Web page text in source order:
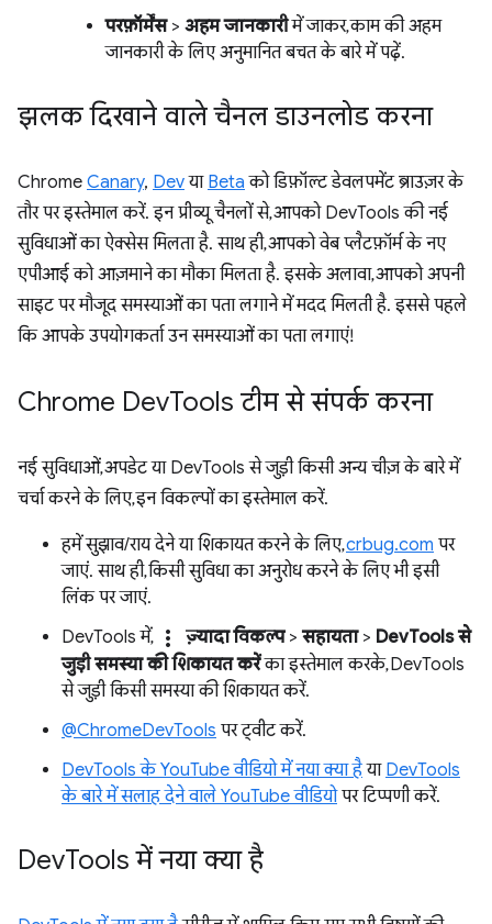
परफ़ॉर्मेंस> अहम जानकारीमें जाकर, काम की अहम
जानकारी के लिए अनुमानित बचत के बारे में पढ़ें.
झलक दिखाने वाले चैनल डाउनलोड करना
Chrome Canary, Devया Beta को डिफ़ॉल्ट डेवलपमेंट ब्राउज़र के
तौर पर इस्तेमाल करें. इन प्रीव्यू चैनलों से, आपको DevTools की नई
सुविधाओं का ऐक्सेस मिलता है. साथ ही, आपको वेब प्लैटफ़ॉर्म के नए
एपीआई को आज़माने का मौका मिलता है. इसके अलावा, आपको अपनी
साइट पर मौजूद समस्याओं का पता लगाने में मदद मिलती है. इससे पहले
कि आपके उपयोगकर्ता उन समस्याओं का पता लगाएं!
Chrome DevTools टीम से संपर्क करना
नई सुविधाओं, अपडेट या DevTools से जुड़ी किसी अन्य चीज़ के बारे में
चर्चा करने के लिए, इन विकल्पों का इस्तेमाल करें.
हमें सुझाव/राय देने या शिकायत करने के लिए,crbug.com पर
जाएं. साथ ही, किसी सुविधा का अनुरोध करने के लिए भी इसी
लिंक पर जाएं.
DevTools में, more_vert ज़्यादा विकल्प> सहायता> DevTools से
जुड़ी समस्या की शिकायत करेंका इस्तेमाल करके, DevTools
से जुड़ी किसी समस्या की शिकायत करें.
@ChromeDevTools पर ट्वीट करें.
DevTools के YouTube वीडियो में नया क्या हैया DevTools
के बारे में सलाह देने वाले YouTube वीडियोपर टिप्पणी करें.
DevTools में नया क्या है